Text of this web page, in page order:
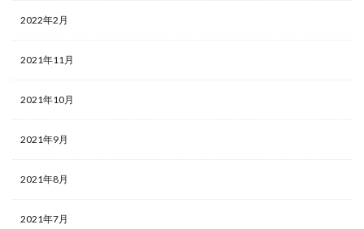
2022年2月
2021年11月
2021年10月
2021年9月
2021年8月
2021年7月